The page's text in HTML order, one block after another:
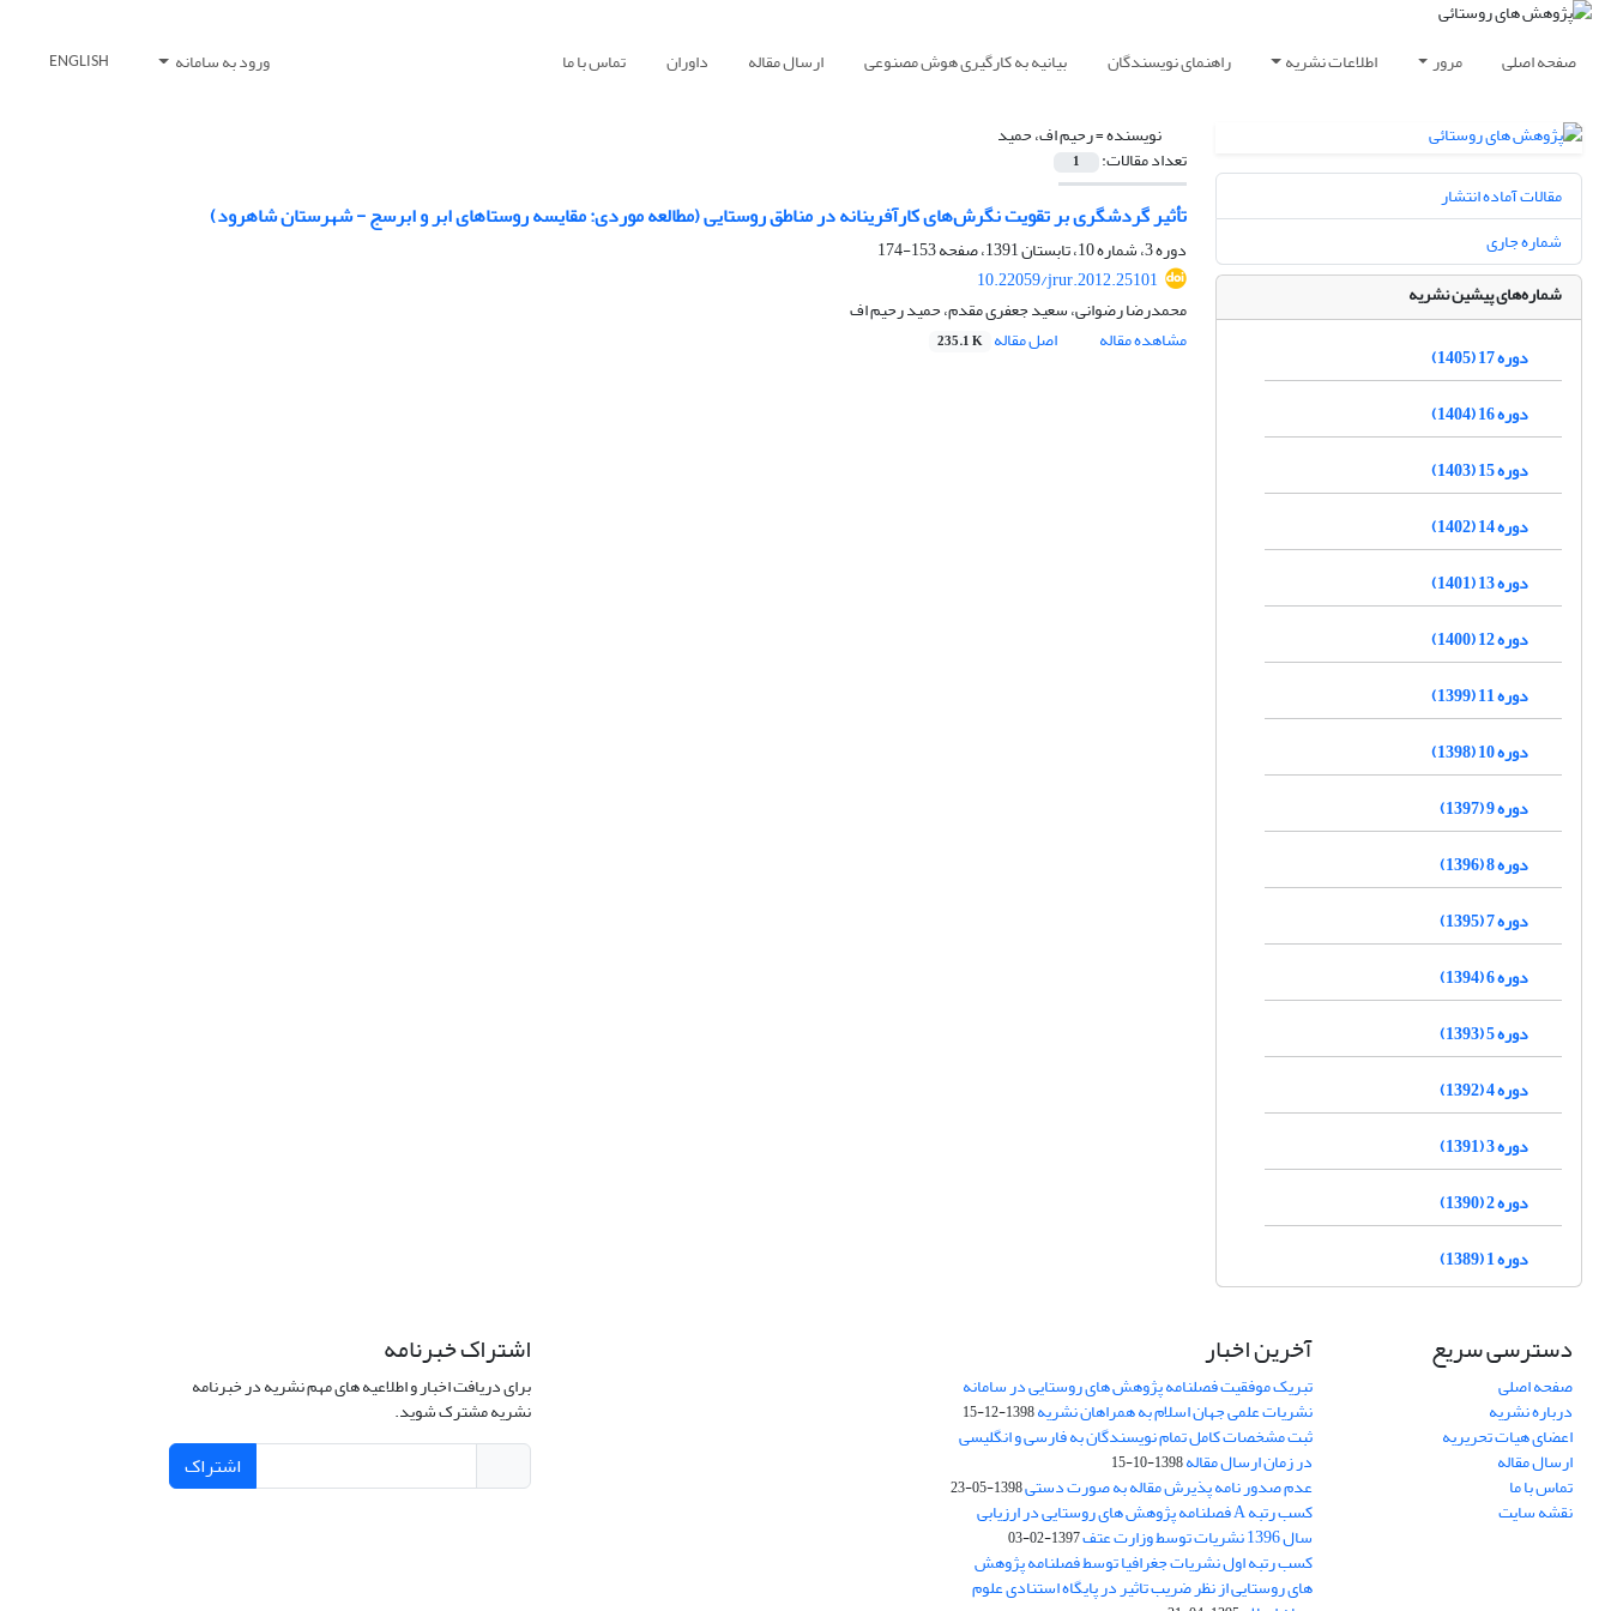
صفحه اصلی مرور اطلاعات نشریه راهنمای نویسندگان بیانیه به کارگیری هوش مصنوعی ارسال مقاله داوران تماس با ما ورود به سامانه ENGLISH
نویسنده =رحیم اف، حمید
تعداد مقالات: 1
تأثیر گردشگری بر تقویت نگرش‌های کارآفرینانه در مناطق روستایی (مطالعه موردی: مقایسه روستاهای ابر و ابرسج - شهرستان شاهرود)
دوره 3، شماره 10، تابستان 1391، صفحه
153-174
10.22059/jrur.2012.25101
محمدرضا رضوانی، سعید جعفری مقدم، حمید رحیم اف
مشاهده مقاله
اصل مقاله 235.1 K
مقالات آماده انتشار
شماره جاری
شماره‌های پیشین نشریه
دوره 17 (1405)
دوره 16 (1404)
دوره 15 (1403)
دوره 14 (1402)
دوره 13 (1401)
دوره 12 (1400)
دوره 11 (1399)
دوره 10 (1398)
دوره 9 (1397)
دوره 8 (1396)
دوره 7 (1395)
دوره 6 (1394)
دوره 5 (1393)
دوره 4 (1392)
دوره 3 (1391)
دوره 2 (1390)
دوره 1 (1389)
دسترسی سریع
صفحه اصلی
درباره نشریه
اعضای هیات تحریریه
ارسال مقاله
تماس با ما
نقشه سایت
آخرین اخبار
تبریک موفقیت فصلنامه پژوهش های روستایی در سامانه
نشریات علمی جهان اسلام به همراهان نشریه1398-12-15
ثبت مشخصات کامل تمام نویسندگان به فارسی و انگلیسی
در زمان ارسال مقاله1398-10-15
عدم صدور نامه پذیرش مقاله به صورت دستی1398-05-23
کسب رتبه A فصلنامه پژوهش های روستایی در ارزیابی
سال 1396 نشریات توسط وزارت عتف 1397-02-03
کسب رتبه اول نشریات جغرافیا توسط فصلنامه پژوهش
های روستایی از نظر ضریب تاثیر در پایگاه استنادی علوم
اشتراک خبرنامه
برای دریافت اخبار و اطلاعیه های مهم نشریه در خبرنامه
نشریه مشترک شوید.
اشتراک